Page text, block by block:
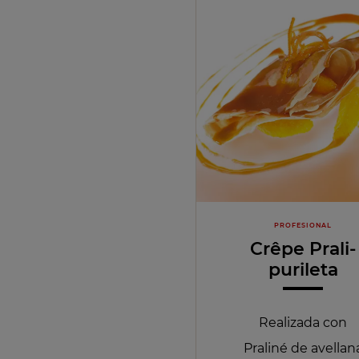
PROFESIONAL
Crêpe Prali-
purileta
Realizada con
Praliné de